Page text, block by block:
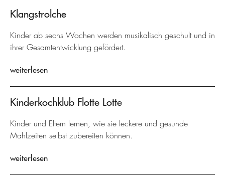
Klangstrolche
Kinder ab sechs Wochen werden musikalisch geschult und in
ihrer Gesamtentwicklung gefördert.
weiterlesen
Kinderkochklub Flotte Lotte
Kinder und Eltern lernen, wie sie leckere und gesunde
Mahlzeiten selbst zubereiten können.
weiterlesen